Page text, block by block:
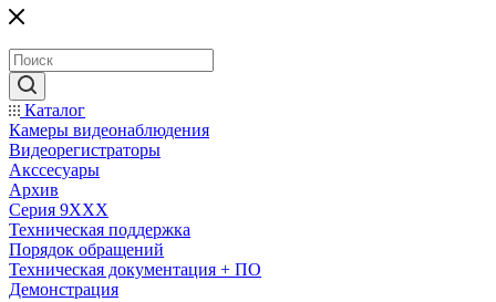
Каталог
Камеры видеонаблюдения
Видеорегистраторы
Акссесуары
Архив
Серия 9XXX
Техническая поддержка
Порядок обращений
Техническая документация + ПО
Демонстрация